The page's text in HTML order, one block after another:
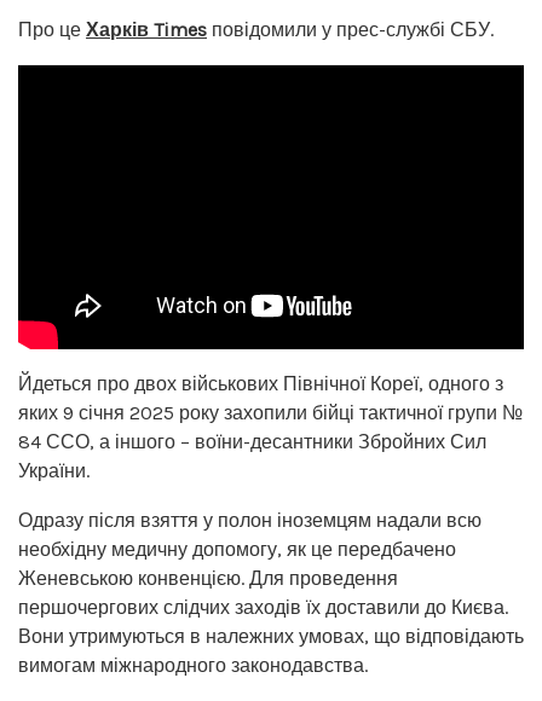
Про це Харків Times повідомили у прес-службі СБУ.
Йдеться про двох військових Північної Кореї, одного з
яких 9 січня 2025 року захопили бійці тактичної групи №
84 ССО, а іншого – воїни-десантники Збройних Сил
України.
Одразу після взяття у полон іноземцям надали всю
необхідну медичну допомогу, як це передбачено
Женевською конвенцією. Для проведення
першочергових слідчих заходів їх доставили до Києва.
Вони утримуються в належних умовах, що відповідають
вимогам міжнародного законодавства.